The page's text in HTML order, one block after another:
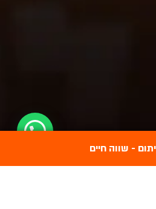
שנה: כל מאמצי
זוכים
- שווה חיים